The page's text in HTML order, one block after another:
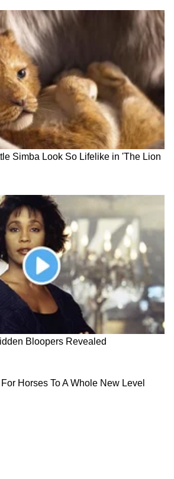
मोठे बदल
युग. वैद्यकीय क्षेत्रात मोठी क्रांती
सामान्य होतील, असं म्हटलं आहे.
सोपं होऊ शकतं. 2066 आणि
नोंदींनुसार, 2066 मध्ये नवीन
शस्त्रे विकसित केली जातील. 2076
मोठे बदल होतील, असंही